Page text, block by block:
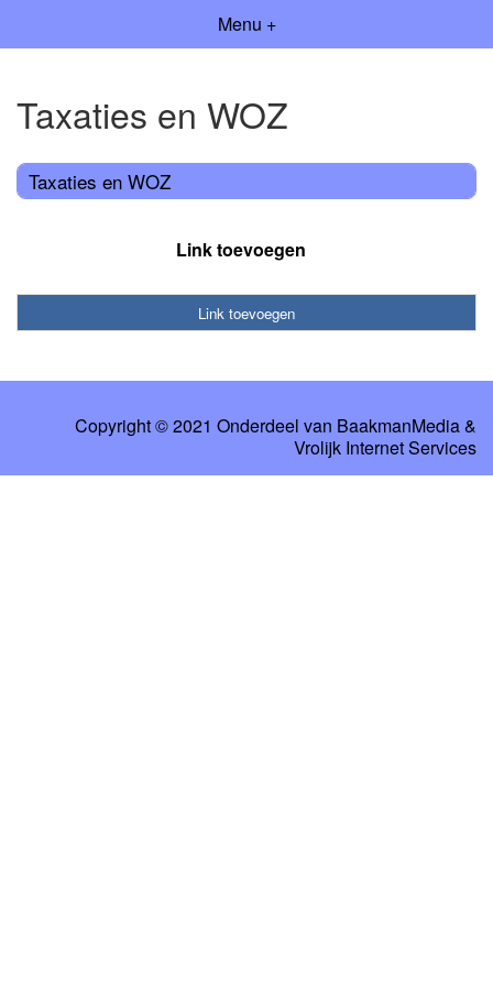
Menu +
Taxaties en WOZ
Taxaties en WOZ
Link toevoegen
Link toevoegen
Copyright © 2021 Onderdeel van BaakmanMedia&
Vrolijk Internet Services